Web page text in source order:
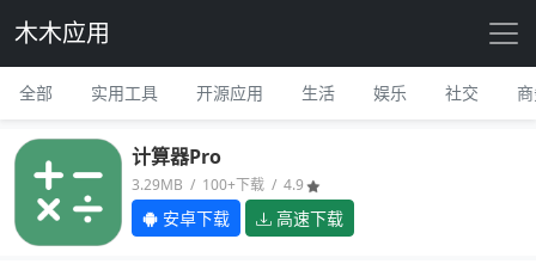
木木应用
全部 实用工具 开源应用 生活 娱乐 社交
计算器Pro
3.29MB / 100+下载 / 4.9
安卓下载 高速下载